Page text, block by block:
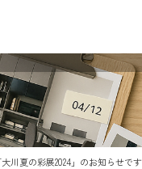
大川夏の彩展2024」のお知らせです